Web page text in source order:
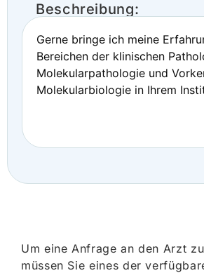
Beschreibung:
Gerne bringe ich meine
Bereichen der klinischen
Molekularpathologie und
Molekularbiologie in Ihrem
Um eine Anfrage an den Arzt
müssen Sie eines der